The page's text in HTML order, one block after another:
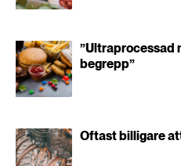
”Ultraprocessad
begrepp”
Oftast billigare